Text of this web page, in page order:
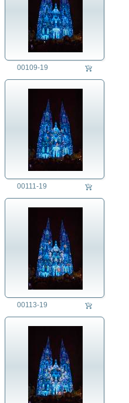
00109-19
00111-19
00113-19